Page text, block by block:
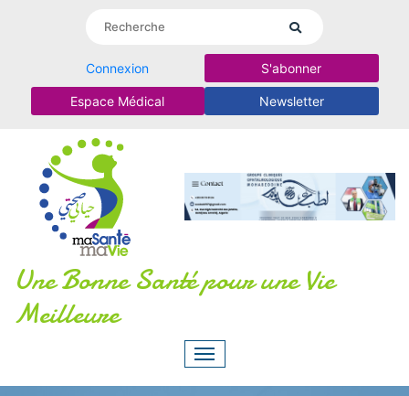
Connexion S'abonner
Espace Médical Newsletter
Une Bonne Santé pour une Vie
Meilleure